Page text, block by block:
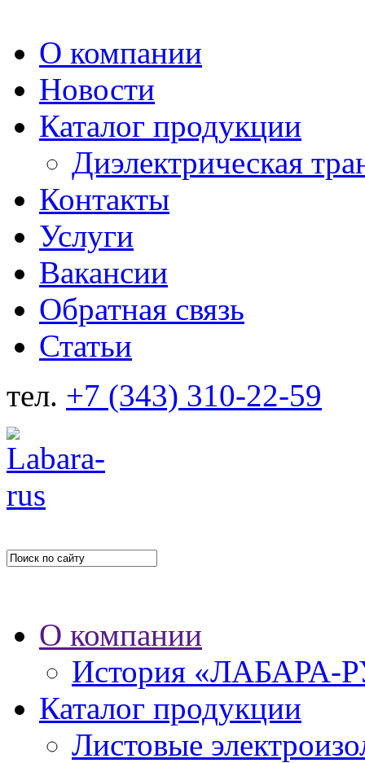
О компании
Новости
Каталог продукции
Диэлектрическая
Контакты
Услуги
Вакансии
Обратная связь
Статьи
тел. +7 (343) 310-22-59
О компании
История «ЛАБАРА-
Каталог продукции
Листовые